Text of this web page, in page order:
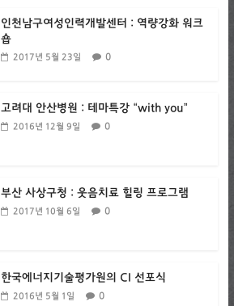
인천남구여성인력개발센터 : 역량강화 워크
숍
2017년 5월 23일 0
고려대 안산병원 : 테마특강 “with you”
2016년 12월 9일 0
부산 사상구청 : 웃음치료 힐링 프로그램
2017년 10월 6일 0
한국에너지기술평가원의 CI 선포식
2016년 5월 1일 0